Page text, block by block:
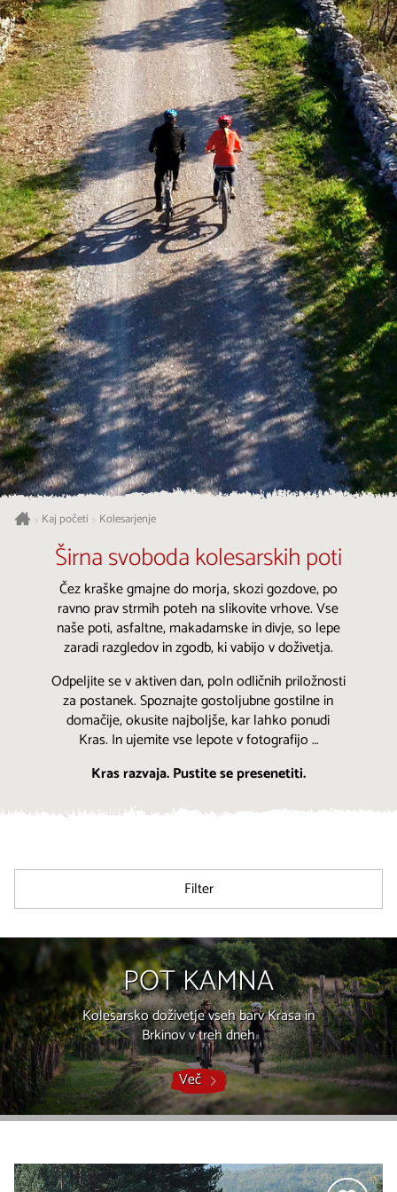
> Kaj početi > Kolesarjenje
Širna svoboda kolesarskih poti
Čez kraške gmajne do morja, skozi gozdove, po
ravno prav strmih poteh na slikovite vrhove. Vse
naše poti, asfaltne, makadamske in divje, so lepe
zaradi razgledov in zgodb, ki vabijo v doživetja.
Odpeljite se v aktiven dan, poln odličnih priložnosti
za postanek. Spoznajte gostoljubne gostilne in
domačije, okusite najboljše, kar lahko ponudi
Kras. In ujemite vse lepote v fotografijo …
Kras razvaja. Pustite se presenetiti.
Filter
POT KAMNA
Kolesarsko doživetje vseh barv Krasa in
Brkinov v treh dneh
Več